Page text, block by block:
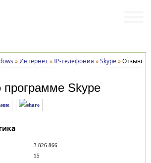
» Интернет»IP-телефония »Skype»Отзывы
Skype
3 826 866
15